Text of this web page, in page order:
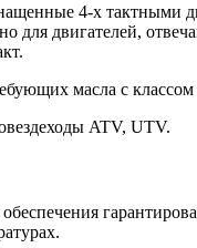
4-х тактными
для двигателей,
масла с классом
ATV, UTV.